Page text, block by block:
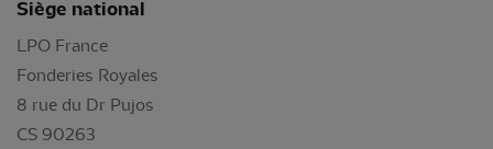
Siège national
LPO France
Fonderies Royales
8 rue du Dr Pujos
CS 90263